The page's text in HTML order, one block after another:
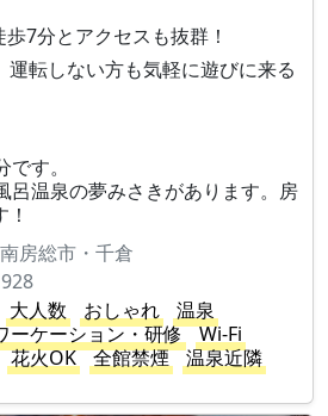
7分とアクセスも抜群！
転しない方も気軽に遊びに来る
す。
呂温泉の夢みさきがあります。房
房総市・千倉
大人数 おしゃれ
温泉
ーケーション・研修
Wi-Fi
花火OK 全館禁煙
温泉近隣